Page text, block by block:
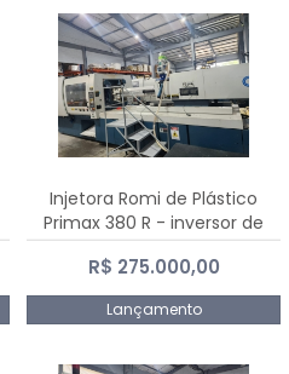
Injetora Romi de Plástico
Primax 380 R - inversor de
frequência NR 12 - 2008
R$ 275.000,00
Lançamento